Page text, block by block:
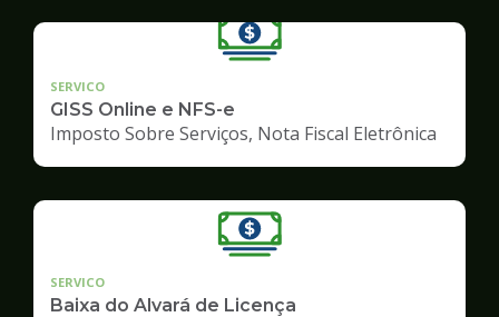
SERVICO
GISS Online e NFS-e
Imposto Sobre Serviços, Nota Fiscal Eletrônica
SERVICO
Baixa do Alvará de Licença